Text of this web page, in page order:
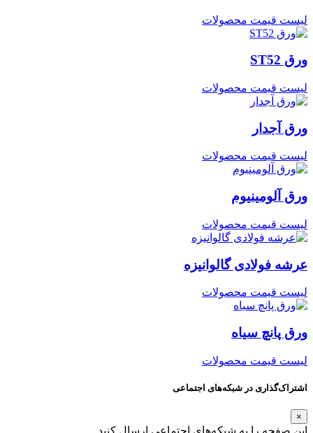
لیست قیمت محصولات
ورق ST52
لیست قیمت محصولات
ورق آجدار
لیست قیمت محصولات
ورق آلومینیوم
لیست قیمت محصولات
عرشه فولادی گالوانیزه
لیست قیمت محصولات
ورق پانچ سیاه
لیست قیمت محصولات
اشتراک‌گذاری در شبکه‌های اجتماعی
×
این صفحه را به شبکه‌های اجتماعی ارسال کنید